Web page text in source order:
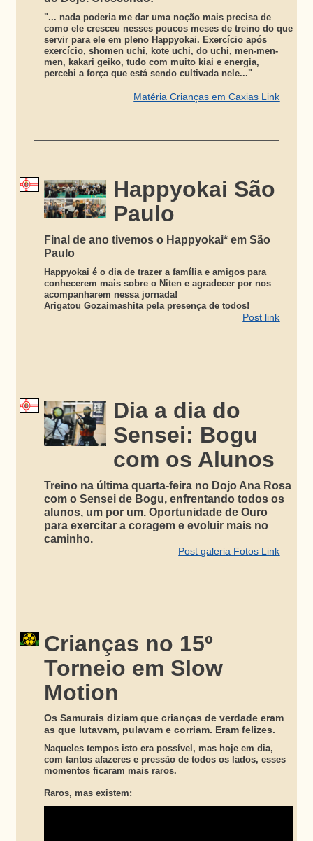
"... nada poderia me dar uma noção mais precisa de
como ele cresceu nesses poucos meses de treino do que
servir para ele em pleno Happyokai. Exercício após
exercício, shomen uchi, kote uchi, do uchi, men-men-
men, kakari geiko, tudo com muito kiai e energia,
percebi a força que está sendo cultivada nele..."
Matéria Crianças em Caxias Link
Happyokai São
Paulo
Final de ano tivemos o Happyokai* em São
Paulo
Happyokai é o dia de trazer a família e amigos para
conhecerem mais sobre o Niten e agradecer por nos
acompanharem nessa jornada!
Arigatou Gozaimashita pela presença de todos!
Post link
Dia a dia do
Sensei: Bogu
com os Alunos
Treino na última quarta-feira no Dojo Ana Rosa
com o Sensei de Bogu, enfrentando todos os
alunos, um por um. Oportunidade de Ouro
para exercitar a coragem e evoluir mais no
caminho.
Post galeria Fotos Link
Crianças no 15º
Torneio em Slow
Motion
Os Samurais diziam que crianças de verdade eram
as que lutavam, pulavam e corriam. Eram felizes.
Naqueles tempos isto era possível, mas hoje em dia,
com tantos afazeres e pressão de todos os lados, esses
momentos ficaram mais raros.
Raros, mas existem: